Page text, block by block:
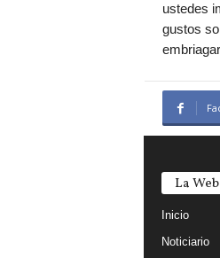
ustedes
gustos
La
Inicio
Noticiario